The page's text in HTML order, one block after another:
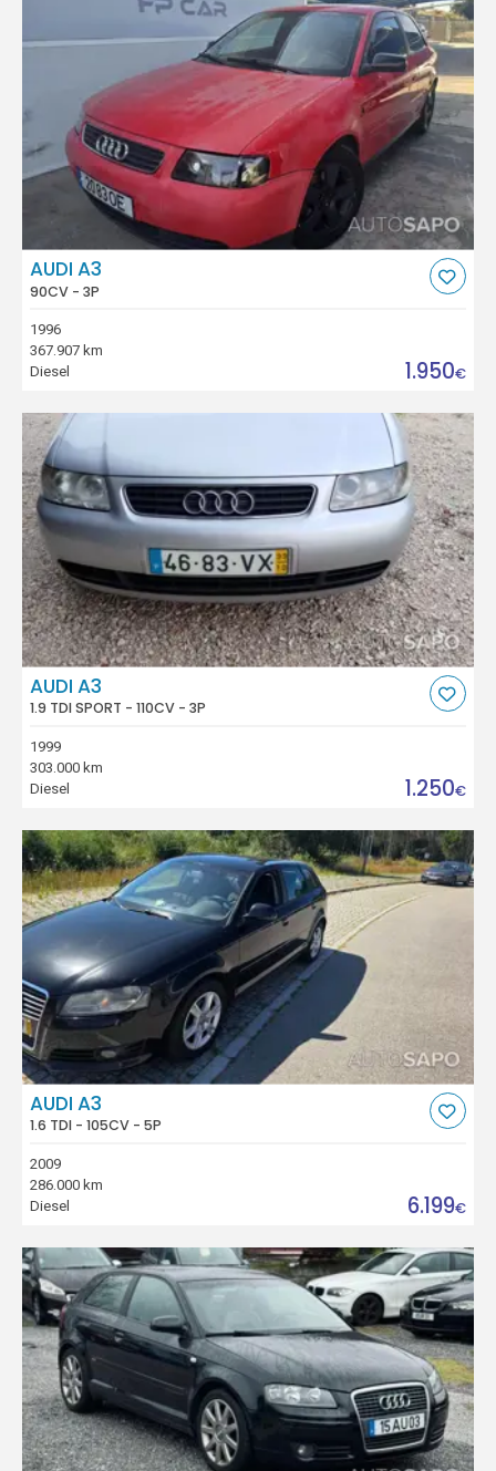
AUDI A3
90CV - 3P
1996
367.907 km
Diesel
1.950€
AUDI A3
1.9 TDI SPORT - 110CV - 3P
1999
303.000 km
Diesel
1.250€
AUDI A3
1.6 TDI - 105CV - 5P
2009
286.000 km
Diesel
6.199€